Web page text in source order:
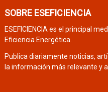
SOBRE ESEFICIENCIA
ESEFICIENCIA es el principal
Eficiencia Energética.
Publica diariamente noticias,
la información más relevante y